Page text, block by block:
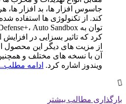
جاسوس افزار ها، بد افزار
کند. از تکنولوژی ها استفاده
کرد که تاثیر بسزایی در افزایش
از مزیت های دیگر این محصول
آن با نسخه های مختلف و
ویندوز اشاره کرد. ادامه
بارگذاری مطالب بیشتر